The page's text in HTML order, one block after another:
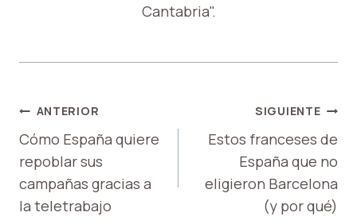
Cantabria".
NAVEGACIÓN
DE
ENTRADAS
ANTERIOR
Cómo España quiere
repoblar sus
campañas gracias a
la teletrabajo
SIGUIENTE
Estos franceses de
España que no
eligieron Barcelona
(y por qué)